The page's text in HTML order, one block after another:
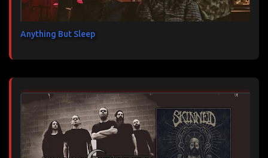
Anything But Sleep